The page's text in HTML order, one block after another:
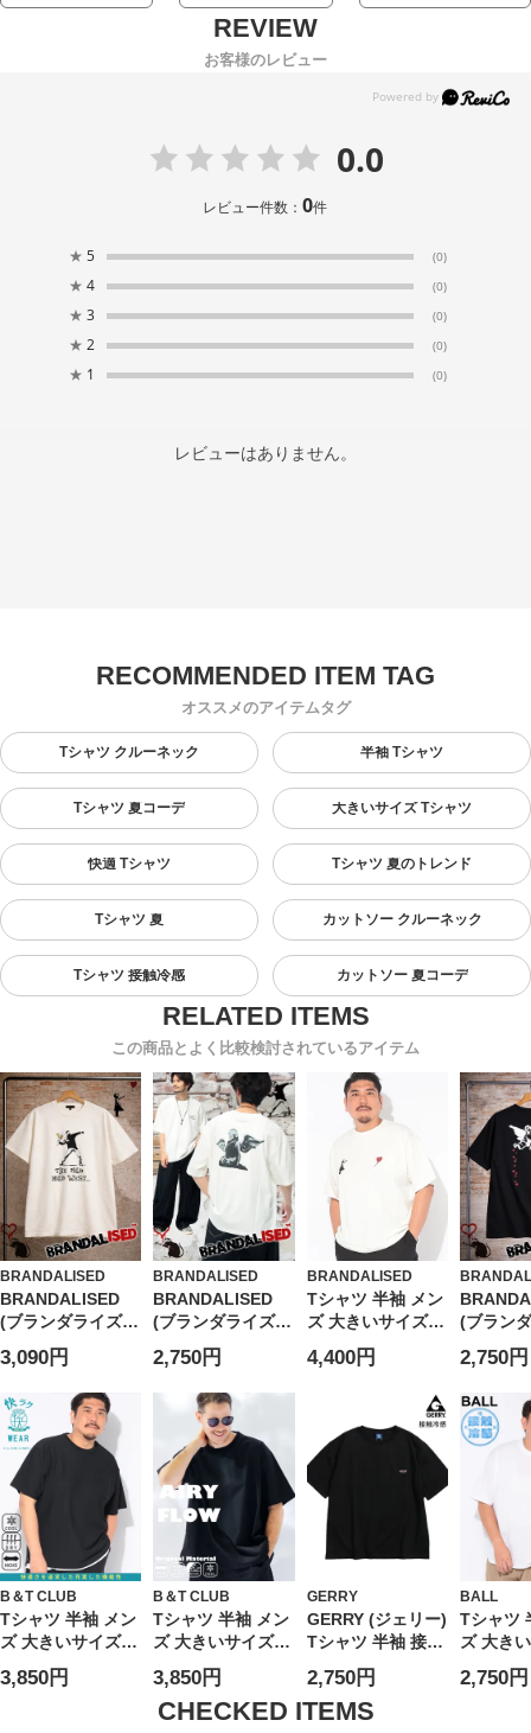
お客様のレビュー
0.0
レビュー件数：0件
★ 5 (0)
★ 4 (0)
★ 3 (0)
★ 2 (0)
★ 1 (0)
レビューはありません。
オススメのアイテムタグ
Tシャツ クルーネック 半袖 Tシャツ
Tシャツ 夏コーデ 大きいサイズ Tシャツ
快適 Tシャツ Tシャツ 夏のトレンド
Tシャツ 夏 カットソー クルーネック
Tシャツ 接触冷感 カットソー 夏コーデ
この商品とよく比較検討されているアイテム
BRANDALISED
BRANDALISED
(ブランダライズ
ド) Tシャツ 半袖
接触冷感 速乾 バ
ンクシー クルーネ
ック カットソー
Love is in the Air
BR26SU04D12 ユ
ニセックス
3,090円
BRANDALISED
BRANDALISED
(ブランダライズ
ド) Tシャツ 半袖
接触冷感 UVカッ
ト バンクシー ス
トレッチ クルーネ
ック カットソー
Angel
BR26SU02D12 ユ
ニセックス
2,750円
BRANDALISED
Tシャツ 半袖 メン
ズ 大きいサイズ
接触冷感 UVカッ
ト ストレッチ ク
ルーネック カット
balloon トップス
プリント 涼しい
春 夏
4,400円
(ブラン
ド) Tシ
接触冷感
ック カ
Angel
2,750円
B＆T CLUB
Tシャツ 半袖 メン
ズ 大きいサイズ
快ラクWEAR 冷感
ドライ クルーネッ
3,850円
B＆T CLUB
Tシャツ 半袖 メン
ズ 大きいサイズ
AIRYFLOW スト
レッチ 吸水速乾
UVカット 接触冷
3,850円
GERRY
GERRY (ジェリー)
Tシャツ 半袖 接触
冷感 スラブ 天竺
胸ポケット クルー
ネック カットソー
2,750円
BALL
Tシャツ
ズ 大き
冷感 軽
チ 天竺
2,750円